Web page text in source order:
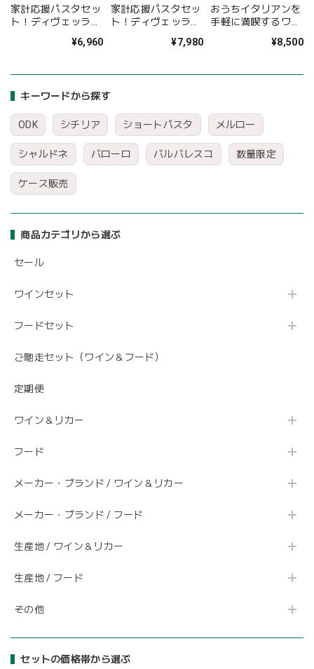
キーワードから探す
ODK シチリア ショートパスタ メルロー
シャルドネ バローロ バルバレスコ 数量限定
ケース販売
商品カテゴリから選ぶ
セール
ワインセット
フードセット
ご馳走セット（ワイン＆フード）
定期便
ワイン＆リカー
フード
メーカー・ブランド / ワイン＆リカー
メーカー・ブランド / フード
生産地 / ワイン＆リカー
生産地 / フード
その他
セットの価格帯から選ぶ
家計応援パスタセッ
ト！ディヴェッラ
リーニ 500g×24袋
無料〉(B612010)
¥6,960
家計応援パスタセッ
ト！ディヴェッラ
無料〉(B612011)
¥7,980
おうちイタリアンを
手軽に満喫するワイ
料〉(B612016)
¥8,500